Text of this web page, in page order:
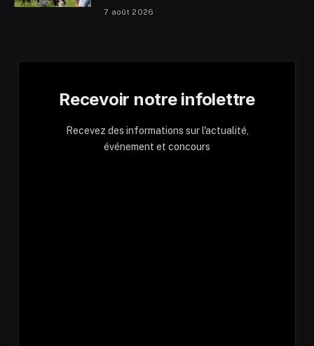
7 août 2026
Recevoir notre infolettre
Recevez des informations sur l'actualité,
événement et concours